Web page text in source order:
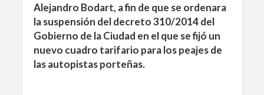
Alejandro Bodart, a fin de que se ordenara
la suspensión del decreto 310/2014 del
Gobierno de la Ciudad en el que se fijó un
nuevo cuadro tarifario para los peajes de
las autopistas porteñas.